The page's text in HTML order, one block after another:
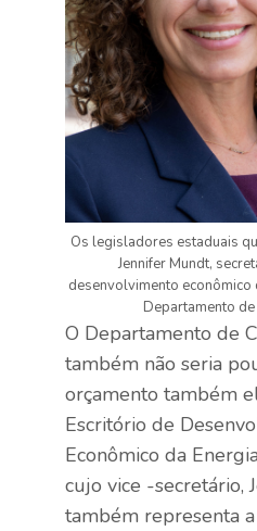
Os legisladores estaduais
Jennifer Mundt,
desenvolvimento econômico
Departamento
O Departamento de
também não seria
orçamento também
Escritório de
Econômico da
cujo vice -secretário,
também representa